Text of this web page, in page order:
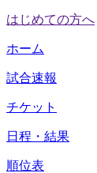
はじめての方へ
ホーム
試合速報
チケット
日程・結果
順位表